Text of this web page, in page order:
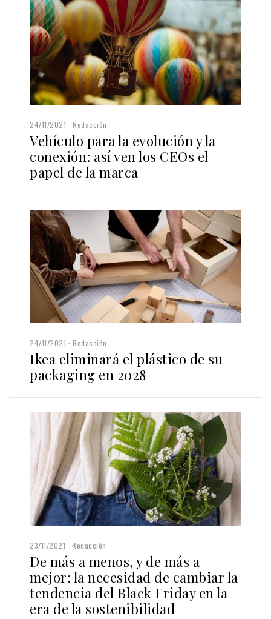
24/11/2021 Redacción
Vehículo para la evolución y la
conexión: así ven los CEOs el
papel de la marca
24/11/2021 Redacción
Ikea eliminará el plástico de su
packaging en 2028
23/11/2021 Redacción
De más a menos, y de más a
mejor: la necesidad de cambiar la
tendencia del Black Friday en la
era de la sostenibilidad